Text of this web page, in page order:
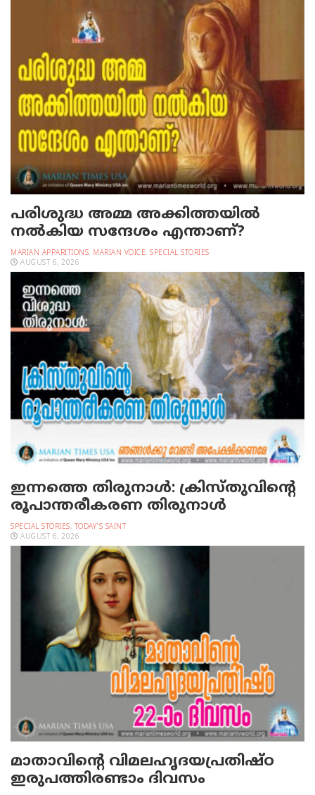
പരിശുദ്ധ അമ്മ അക്കിത്തയില്‍
നല്‍കിയ സന്ദേശം എന്താണ്?
MARIAN APPARITIONS, MARIAN VOICE, SPECIAL STORIES
AUGUST 6, 2026
ഇന്നത്തെ തിരുനാള്‍: ക്രിസ്തുവിന്റെ
രൂപാന്തരീകരണ തിരുനാള്‍
SPECIAL STORIES, TODAY'S SAINT
AUGUST 6, 2026
മാതാവിന്റെ വിമലഹൃദയപ്രതിഷ്ഠ
ഇരുപത്തിരണ്ടാം ദിവസം